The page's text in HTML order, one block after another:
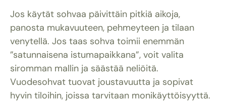
Jos käytät sohvaa päivittäin pitkiä aikoja,
panosta mukavuuteen, pehmeyteen ja tilaan
venytellä. Jos taas sohva toimii enemmän
”satunnaisena istumapaikkana”, voit valita
siromman mallin ja säästää neliöitä.
Vuodesohvat tuovat joustavuutta ja sopivat
hyvin tiloihin, joissa tarvitaan monikäyttöisyyttä.